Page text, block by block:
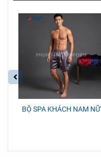
BỘ SPA KHÁCH NAM NỮ